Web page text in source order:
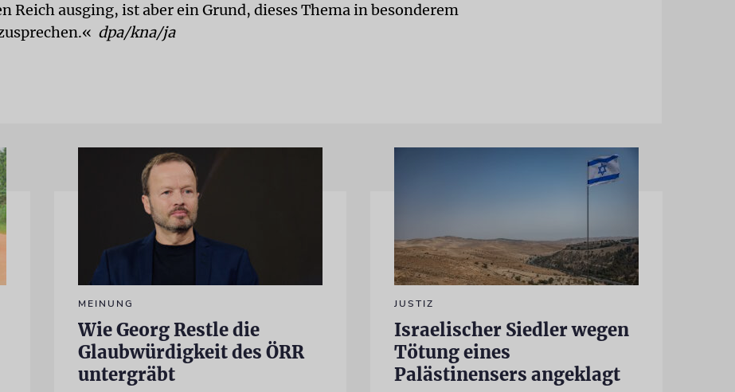
Reich ausging, ist aber ein Grund, dieses Thema in besonderem
dpa/kna/ja
MEINUNG
Wie Georg Restle die
Glaubwürdigkeit des ÖRR
untergräbt
JUSTIZ
Israelischer Siedler wegen
Tötung eines
Palästinensers angeklagt